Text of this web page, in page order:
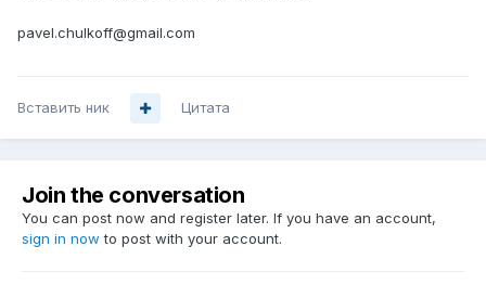
pavel.chulkoff@gmail.com
Вставить ник Цитата
Join the conversation
You can post now and register later. If you have an account,
sign in now to post with your account.